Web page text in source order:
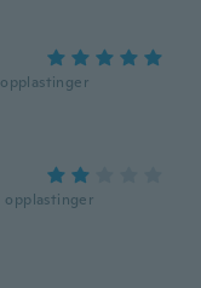
opplastinger
opplastinger